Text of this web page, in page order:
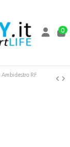
0
Ambidestro RF